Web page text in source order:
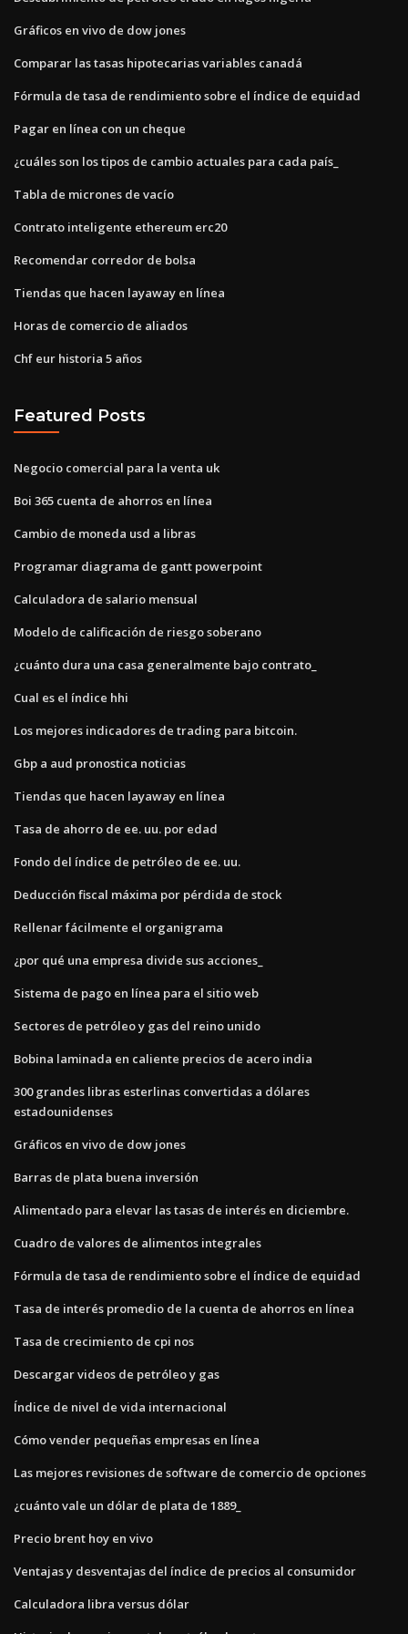
Gráficos en vivo de dow jones
Comparar las tasas hipotecarias variables canadá
Fórmula de tasa de rendimiento sobre el índice de equidad
Pagar en línea con un cheque
¿cuáles son los tipos de cambio actuales para cada país_
Tabla de micrones de vacío
Contrato inteligente ethereum erc20
Recomendar corredor de bolsa
Tiendas que hacen layaway en línea
Horas de comercio de aliados
Chf eur historia 5 años
Featured Posts
Negocio comercial para la venta uk
Boi 365 cuenta de ahorros en línea
Cambio de moneda usd a libras
Programar diagrama de gantt powerpoint
Calculadora de salario mensual
Modelo de calificación de riesgo soberano
¿cuánto dura una casa generalmente bajo contrato_
Cual es el índice hhi
Los mejores indicadores de trading para bitcoin.
Gbp a aud pronostica noticias
Tiendas que hacen layaway en línea
Tasa de ahorro de ee. uu. por edad
Fondo del índice de petróleo de ee. uu.
Deducción fiscal máxima por pérdida de stock
Rellenar fácilmente el organigrama
¿por qué una empresa divide sus acciones_
Sistema de pago en línea para el sitio web
Sectores de petróleo y gas del reino unido
Bobina laminada en caliente precios de acero india
300 grandes libras esterlinas convertidas a dólares
estadounidenses
Gráficos en vivo de dow jones
Barras de plata buena inversión
Alimentado para elevar las tasas de interés en diciembre.
Cuadro de valores de alimentos integrales
Fórmula de tasa de rendimiento sobre el índice de equidad
Tasa de interés promedio de la cuenta de ahorros en línea
Tasa de crecimiento de cpi nos
Descargar videos de petróleo y gas
Índice de nivel de vida internacional
Cómo vender pequeñas empresas en línea
Las mejores revisiones de software de comercio de opciones
¿cuánto vale un dólar de plata de 1889_
Precio brent hoy en vivo
Ventajas y desventajas del índice de precios al consumidor
Calculadora libra versus dólar